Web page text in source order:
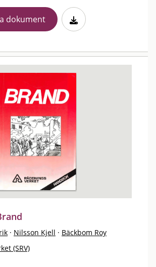
dokument
· Nilsson Kjell · Bäckbom Roy
(SRV)